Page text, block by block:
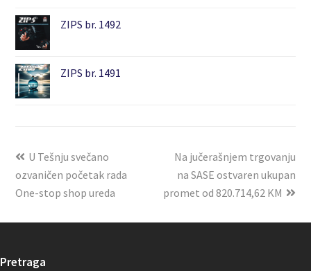
ZIPS br. 1492
ZIPS br. 1491
U Tešnju svečano
ozvaničen početak rada
One-stop shop ureda
Na jučerašnjem trgovanju
na SASE ostvaren ukupan
promet od 820.714,62 KM
Pretraga